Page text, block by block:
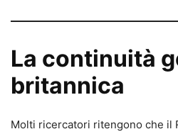
La continuità
britannica
Molti ricercatori ritengono che il